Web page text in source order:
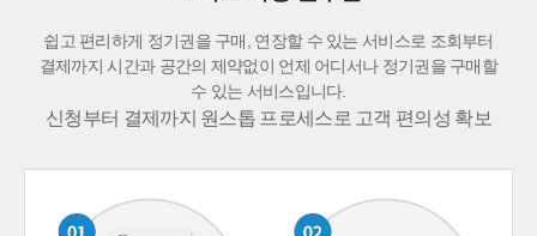
쉽고 편리하게 정기권을 구매, 연장할 수 있는 서비스로 조회부터
결제까지 시간과 공간의 제약없이 언제 어디서나 정기권을 구매할
수 있는 서비스입니다.
신청부터 결제까지 원스톱 프로세스로 고객 편의성 확보